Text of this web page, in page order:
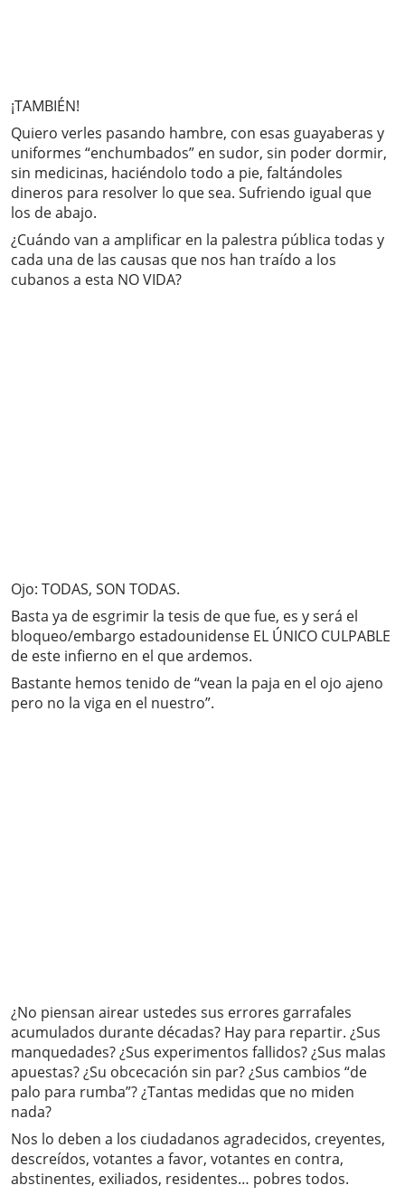
¡TAMBIÉN!
Quiero verles pasando hambre, con esas guayaberas y
uniformes “enchumbados” en sudor, sin poder dormir,
sin medicinas, haciéndolo todo a pie, faltándoles
dineros para resolver lo que sea. Sufriendo igual que
los de abajo.
¿Cuándo van a amplificar en la palestra pública todas y
cada una de las causas que nos han traído a los
cubanos a esta NO VIDA?
Ojo: TODAS, SON TODAS.
Basta ya de esgrimir la tesis de que fue, es y será el
bloqueo/embargo estadounidense EL ÚNICO CULPABLE
de este infierno en el que ardemos.
Bastante hemos tenido de “vean la paja en el ojo ajeno
pero no la viga en el nuestro”.
¿No piensan airear ustedes sus errores garrafales
acumulados durante décadas? Hay para repartir. ¿Sus
manquedades? ¿Sus experimentos fallidos? ¿Sus malas
apuestas? ¿Su obcecación sin par? ¿Sus cambios “de
palo para rumba”? ¿Tantas medidas que no miden
nada?
Nos lo deben a los ciudadanos agradecidos, creyentes,
descreídos, votantes a favor, votantes en contra,
abstinentes, exiliados, residentes… pobres todos.